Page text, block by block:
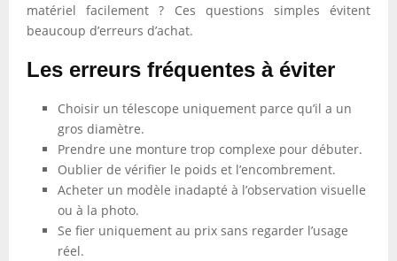
matériel facilement ? Ces questions simples évitent
beaucoup d’erreurs d’achat.
Les erreurs fréquentes à éviter
Choisir un télescope uniquement parce qu’il a un
gros diamètre.
Prendre une monture trop complexe pour débuter.
Oublier de vérifier le poids et l’encombrement.
Acheter un modèle inadapté à l’observation visuelle
ou à la photo.
Se fier uniquement au prix sans regarder l’usage
réel.